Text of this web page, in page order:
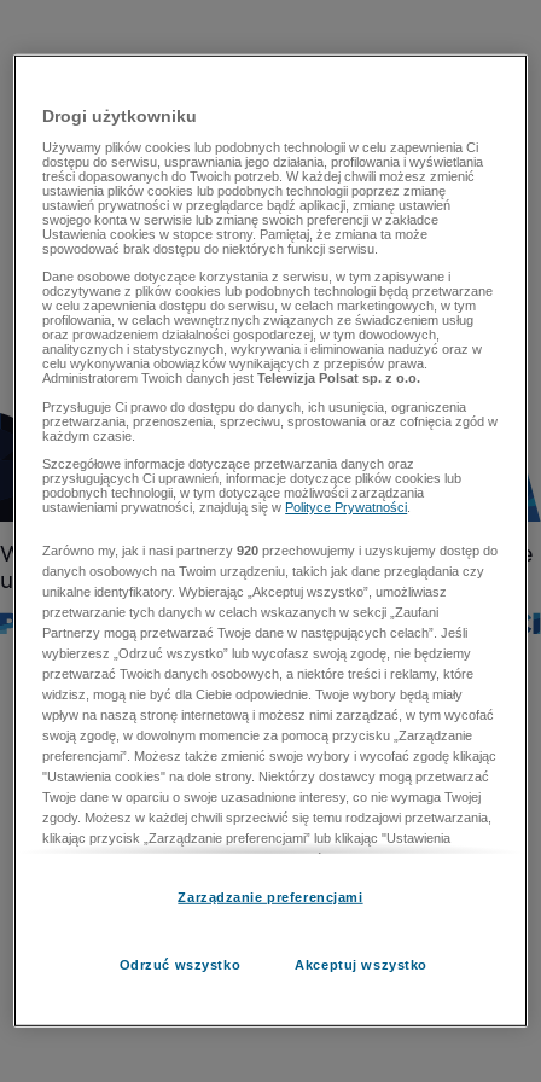
Drogi użytkowniku
Używamy plików cookies lub podobnych technologii w celu zapewnienia Ci
dostępu do serwisu, usprawniania jego działania, profilowania i wyświetlania
treści dopasowanych do Twoich potrzeb. W każdej chwili możesz zmienić
ustawienia plików cookies lub podobnych technologii poprzez zmianę
ustawień prywatności w przeglądarce bądź aplikacji, zmianę ustawień
swojego konta w serwisie lub zmianę swoich preferencji w zakładce
Ustawienia cookies w stopce strony. Pamiętaj, że zmiana ta może
spowodować brak dostępu do niektórych funkcji serwisu.
Dane osobowe dotyczące korzystania z serwisu, w tym zapisywane i
odczytywane z plików cookies lub podobnych technologii będą przetwarzane
w celu zapewnienia dostępu do serwisu, w celach marketingowych, w tym
profilowania, w celach wewnętrznych związanych ze świadczeniem usług
oraz prowadzeniem działalności gospodarczej, w tym dowodowych,
analitycznych i statystycznych, wykrywania i eliminowania nadużyć oraz w
celu wykonywania obowiązków wynikających z przepisów prawa.
Administratorem Twoich danych jestTelewizja Polsat sp. z o.o.
Przysługuje Ci prawo do dostępu do danych, ich usunięcia, ograniczenia
przetwarzania, przenoszenia, sprzeciwu, sprostowania oraz cofnięcia zgód w
każdym czasie.
Szczegółowe informacje dotyczące przetwarzania danych oraz
przysługujących Ci uprawnień, informacje dotyczące plików cookies lub
podobnych technologii, w tym dotyczące możliwości zarządzania
ustawieniami prywatności, znajdują się wPolityce Prywatności
Zarówno my, jak i nasi partnerzy920 przechowujemy i uzyskujemy dostęp do
danych osobowych na Twoim urządzeniu, takich jak dane przeglądania czy
unikalne identyfikatory. Wybierając „Akceptuj wszystko”, umożliwiasz
przetwarzanie tych danych w celach wskazanych w sekcji „Zaufani
Partnerzy mogą przetwarzać Twoje dane w następujących celach”. Jeśli
wybierzesz „Odrzuć wszystko” lub wycofasz swoją zgodę, nie będziemy
przetwarzać Twoich danych osobowych, a niektóre treści i reklamy, które
widzisz, mogą nie być dla Ciebie odpowiednie. Twoje wybory będą miały
wpływ na naszą stronę internetową i możesz nimi zarządzać, w tym wycofać
swoją zgodę, w dowolnym momencie za pomocą przycisku „Zarządzanie
preferencjami”. Możesz także zmienić swoje wybory i wycofać zgodę klikając
"Ustawienia cookies" na dole strony. Niektórzy dostawcy mogą przetwarzać
Twoje dane w oparciu o swoje uzasadnione interesy, co nie wymaga Twojej
zgody. Możesz w każdej chwili sprzeciwić się temu rodzajowi przetwarzania,
klikając przycisk „Zarządzanie preferencjami” lub klikając "Ustawienia
cookies" na dole strony. Nie możesz sprzeciwić się przetwarzaniu przez
zapobiegania oszustwom i naprawiania błędów, a w tym celu mogą zostać
przetwarzaniu danych osobowych w celu dostarczania i prezentacji reklam i
Zarządzanie preferencjami
Odrzuć wszystko Akceptuj wszystko